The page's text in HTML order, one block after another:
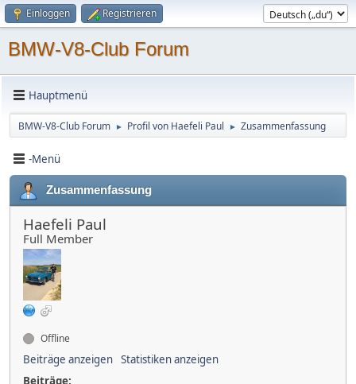
Einloggen Registrieren
BMW-V8-Club Forum
Hauptmenü
BMW-V8-Club Forum ► Profil von Haefeli Paul ► Zusammenfassung
-Menü
Zusammenfassung
Haefeli Paul
Full Member
Offline
Beiträge anzeigen Statistiken anzeigen
Beiträge: